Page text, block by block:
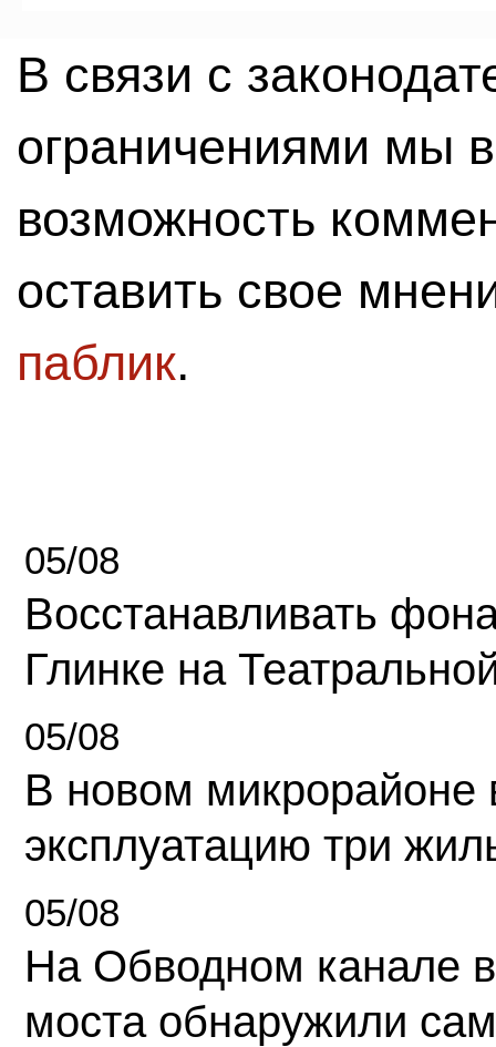
В связи с
ограничениями мы
возможность
оставить свое
паблик.
05/08
Восстанавливать
Глинке на
05/08
В новом микрорайоне
эксплуатацию три
05/08
На Обводном канале
моста обнаружили